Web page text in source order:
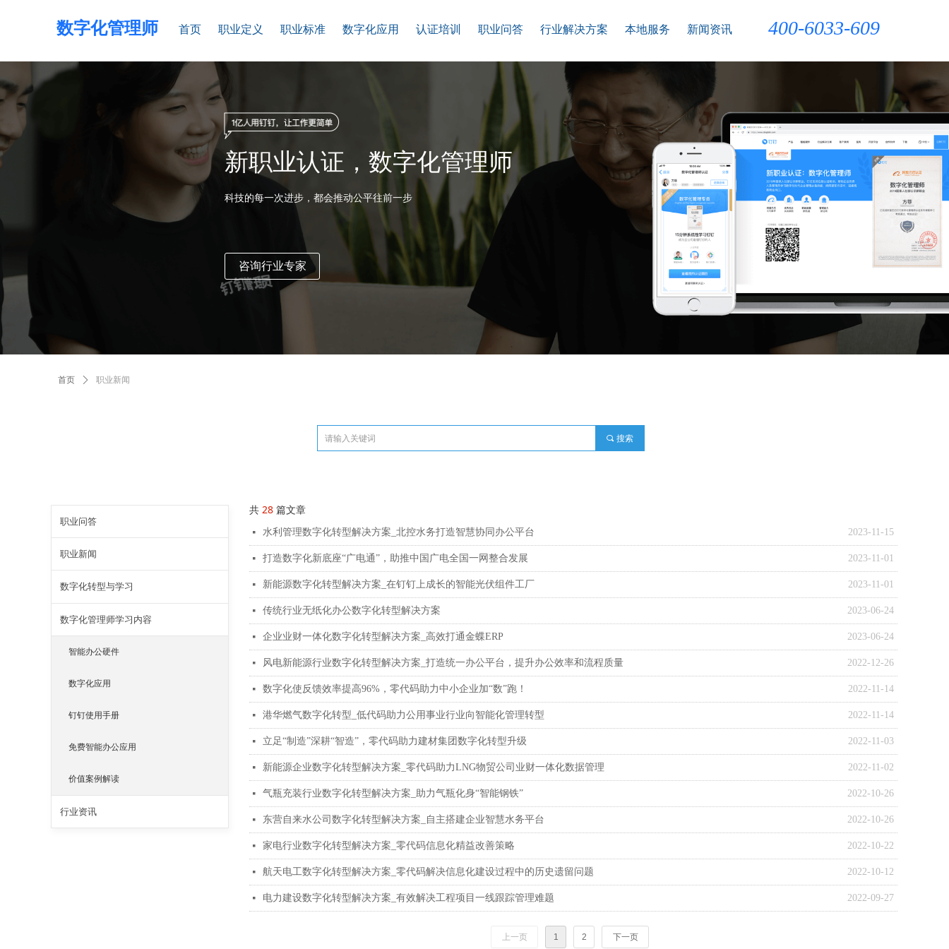
400-6033-609
数字化管理师 首页 职业定义 职业标准 数字化应用 认证培训 职业问答 行业解决方案 本地服务 新闻资讯
新职业认证，数字化管理师
科技的每一次进步，都会推动公平往前一步
咨询行业专家
끠 搜索
首页 ꄲ 职业新闻
共 28 篇文章
2023-11-15
넷 水利管理数字化转型解决方案_北控水务打造智慧协同办公平台
2023-11-01
넷 打造数字化新底座“广电通”，助推中国广电全国一网整合发展
2023-11-01
넷 新能源数字化转型解决方案_在钉钉上成长的智能光伏组件工厂
2023-06-24
넷 传统行业无纸化办公数字化转型解决方案
2023-06-24
넷 企业业财一体化数字化转型解决方案_高效打通金蝶ERP
2022-12-26
넷 风电新能源行业数字化转型解决方案_打造统一办公平台，提升办公效率和流程质量
2022-11-14
넷 数字化使反馈效率提高96%，零代码助力中小企业加“数”跑！
2022-11-14
넷 港华燃气数字化转型_低代码助力公用事业行业向智能化管理转型
2022-11-03
넷 立足“制造”深耕“智造”，零代码助力建材集团数字化转型升级
2022-11-02
넷 新能源企业数字化转型解决方案_零代码助力LNG物贸公司业财一体化数据管理
2022-10-26
넷 气瓶充装行业数字化转型解决方案_助力气瓶化身“智能钢铁”
2022-10-26
넷 东营自来水公司数字化转型解决方案_自主搭建企业智慧水务平台
2022-10-22
넷 家电行业数字化转型解决方案_零代码信息化精益改善策略
2022-10-12
넷 航天电工数字化转型解决方案_零代码解决信息化建设过程中的历史遗留问题
2022-09-27
넷 电力建设数字化转型解决方案_有效解决工程项目一线跟踪管理难题
上一页 1 2 下一页
职业问答
职业新闻
数字化转型与学习
数字化管理师学习内容
智能办公硬件
数字化应用
钉钉使用手册
免费智能办公应用
价值案例解读
行业资讯